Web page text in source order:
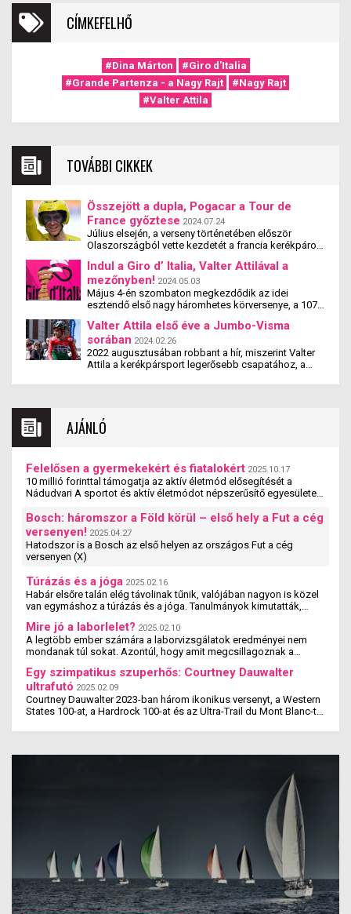
CÍMKEFELHŐ
#Dina Márton
#Giro d'Italia
#Grande Partenza - a Nagy Rajt
#Nagy Rajt
#Valter Attila
TOVÁBBI CIKKEK
Összejött a dupla, Pogacar a Tour de
France győztese 2024.07.24
Július elsején, a verseny történetében először
Olaszországból vette kezdetét a francia kerékpáros
– a legfontosabb kérdés az volt, hogy vajon Marco
Pantani 1998-as Giro-Tour duplája után Tadej
Pogacar véghez viszi-e a nem mindennapi tett.
Megnyerheti egy azon évben a Tour de France
fő riválissal kellett megküzdenie e nemes cél
érdekében. Nevesül a Tour címvédőjével, Jonas
Vingegaard-al, a korábbi dobogós Primoz Roglic-al,
valamint az francia kör újoncával, Remco Evenepoel-
Indul a Giro d’ Italia, Valter Attilával a
mezőnyben! 2024.05.03
Május 4-én szombaton megkezdődik az idei
esztendő első nagy háromhetes körversenye, a 107.
környéki dombosabb etappal indul. A mezőnyben
olyan nevekkel találkozhatunk, mint Tadej Pogacar,
Julian Alaphilippe és persze Valter Attila, aki egy év
kihagyás után ismét a Giron próbálhat szerencsét.
hogy kik a favoritok!
Valter Attila első éve a Jumbo-Visma
sorában 2024.02.26
2022 augusztusában robbant a hír, miszerint Valter
Attila a kerékpársport legerősebb csapatához, a
Atit már kereste korábban a holland bejegyzésű
nem tudott és nem is lehetett nemet mondani erre a
visszautasíthatatlan ajánlatra, így a 2023-as
meg, hogyan alakult Attila idei szezonja!
AJÁNLÓ
Felelősen a gyermekekért és fiatalokért 2025.10.17
10 millió forinttal támogatja az aktív életmód elősegítését a
Nádudvari A sportot és aktív életmódot népszerűsítő egyesületek,
Bosch: háromszor a Föld körül – első hely a Fut a cég
versenyen! 2025.04.27
Hatodszor is a Bosch az első helyen az országos Fut a cég
versenyen (X)
Túrázás és a jóga 2025.02.16
Habár elsőre talán elég távolinak tűnik, valójában nagyon is közel
van egymáshoz a túrázás és a jóga. Tanulmányok kimutatták,
Mire jó a laborlelet? 2025.02.10
A legtöbb ember számára a laborvizsgálatok eredményei nem
mondanak túl sokat. Azontúl, hogy amit megcsillagoznak a
Egy szimpatikus szuperhős: Courtney Dauwalter
ultrafutó 2025.02.09
Courtney Dauwalter 2023-ban három ikonikus versenyt, a Western
States 100-at, a Hardrock 100-at és az Ultra-Trail du Mont Blanc-t